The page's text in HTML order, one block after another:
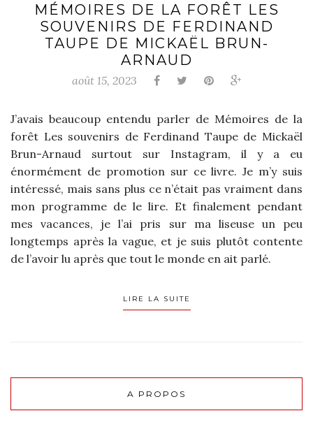
MÉMOIRES DE LA FORÊT LES
SOUVENIRS DE FERDINAND
TAUPE DE MICKAËL BRUN-
ARNAUD
août 15, 2023
J’avais beaucoup entendu parler de Mémoires de la
forêt Les souvenirs de Ferdinand Taupe de Mickaël
Brun-Arnaud surtout sur Instagram, il y a eu
énormément de promotion sur ce livre. Je m’y suis
intéressé, mais sans plus ce n’était pas vraiment dans
mon programme de le lire. Et finalement pendant
mes vacances, je l’ai pris sur ma liseuse un peu
longtemps après la vague, et je suis plutôt contente
de l’avoir lu après que tout le monde en ait parlé.
LIRE LA SUITE
A PROPOS